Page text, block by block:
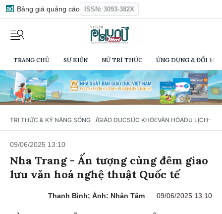
Bảng giá quảng cáo ISSN: 3093-382X
TRANG CHỦ SỰ KIỆN NỮ TRÍ THỨC ỨNG DỤNG & ĐỔI
TRI THỨC & KỸ NĂNG SỐNG /GIÁO DỤCSỨC KHỎEVĂN HÓADU LỊCH-
09/06/2025 13:10
Nha Trang - Ấn tượng cùng đêm giao
lưu văn hoá nghệ thuật Quốc tế
Thanh Bình; Ảnh: Nhân Tâm 09/06/2025 13:10